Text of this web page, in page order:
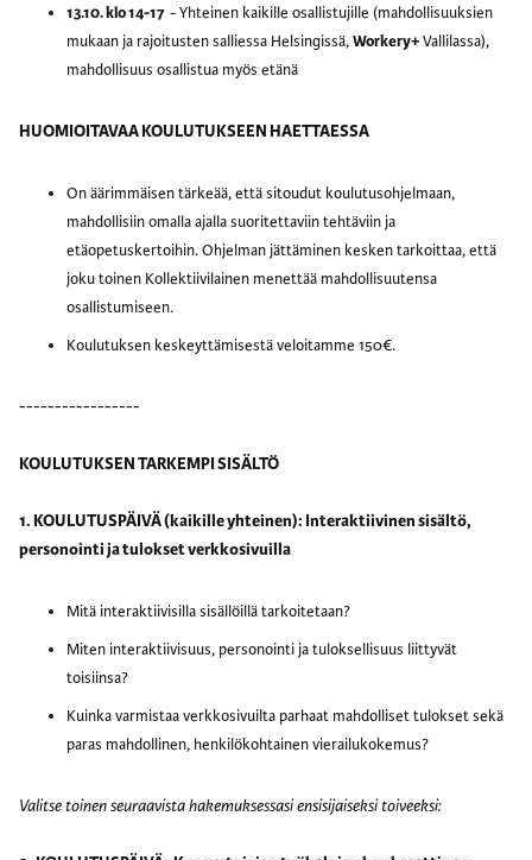
13.10. klo 14-17 - Yhteinen kaikille osallistujille (mahdollisuuksien
mukaan ja rajoitusten salliessa Helsingissä,Workery+Vallilassa),
mahdollisuus osallistua myös etänä
HUOMIOITAVAA KOULUTUKSEEN HAETTAESSA
On äärimmäisen tärkeää, että sitoudut koulutusohjelmaan,
mahdollisiin omalla ajalla suoritettaviin tehtäviin ja
etäopetuskertoihin. Ohjelman jättäminen kesken tarkoittaa, että
joku toinen Kollektiivilainen menettää mahdollisuutensa
osallistumiseen.
Koulutuksen keskeyttämisestä veloitamme 150€.
-----------------
KOULUTUKSEN TARKEMPI SISÄLTÖ
1. KOULUTUSPÄIVÄ (kaikille yhteinen): Interaktiivinen sisältö,
personointi ja tulokset verkkosivuilla
Mitä interaktiivisilla sisällöillä tarkoitetaan?
Miten interaktiivisuus, personointi ja tuloksellisuus liittyvät
toisiinsa?
Kuinka varmistaa verkkosivuilta parhaat mahdolliset tulokset sekä
paras mahdollinen, henkilökohtainen vierailukokemus?
Valitse toinen seuraavista hakemuksessasi ensisijaiseksi toiveeksi: